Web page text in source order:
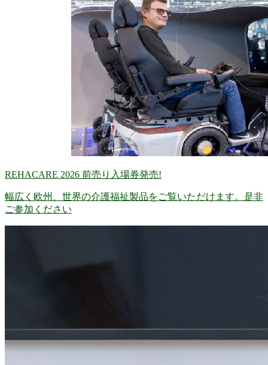
REHACARE 2026 前売り入場券発売!
幅広く欧州、世界の介護福祉製品をご覧いただけます。是非
ご参加ください